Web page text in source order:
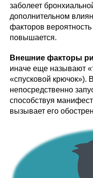
заболеет
дополнительном
факторов
повышается.
Внешние факторы
иначе еще называют
«спусковой крючок»).
непосредственно
способствуя
вызывает его